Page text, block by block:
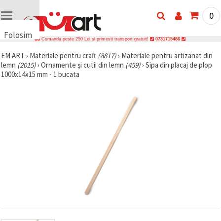
Folosim
uri
🍪 Folosim
cookie-uri
0
Comanda peste 250 Lei si primesti transport gratuit! 0731715486
EM ART › Materiale pentru craft (8817)› Materiale pentru artizanat din
lemn (2015)› Ornamente și cutii din lemn (459)› Sipa din placaj de plop
1000x14x15 mm - 1 bucata